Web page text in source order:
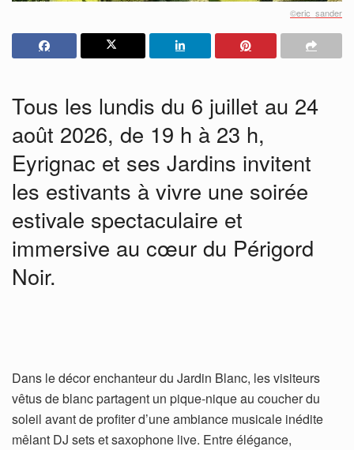
©eric_sander
Tous les lundis du 6 juillet au 24
août 2026, de 19 h à 23 h,
Eyrignac et ses Jardins invitent
les estivants à vivre une soirée
estivale spectaculaire et
immersive au cœur du Périgord
Noir.
Dans le décor enchanteur du Jardin Blanc, les visiteurs
vêtus de blanc partagent un pique-nique au coucher du
soleil avant de profiter d’une ambiance musicale inédite
mêlant DJ sets et saxophone live. Entre élégance,